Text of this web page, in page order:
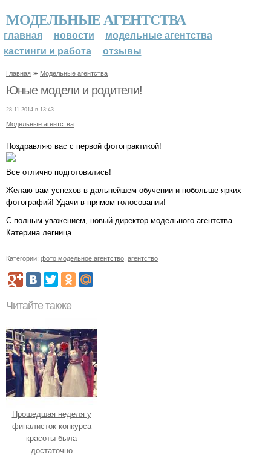
МОДЕЛЬНЫЕ АГЕНТСТВА
главная новости
модельные агентства
кастинги и работа
отзывы
Главная » Модельные агентства
Юные модели и родители!
28.11.2014 в 13:43
Модельные агентства
Поздравляю вас с первой фотопрактикой!
Все отлично подготовились!
Желаю вам успехов в дальнейшем обучении и побольше ярких
фотографий! Удачи в прямом голосовании!
С полным уважением, новый директор модельного агентства
Катерина легница.
Категории: фото модельное агентство агентство
Читайте также
Прошедшая неделя у
финалисток конкурса
красоты была
достаточно